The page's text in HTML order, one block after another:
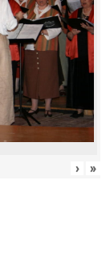
› »